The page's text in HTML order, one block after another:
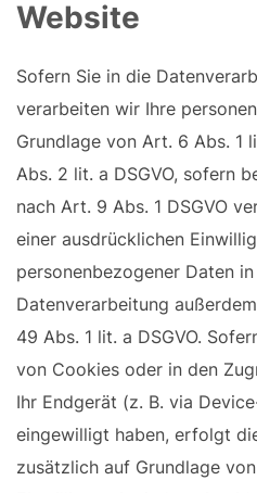
Website
Sofern Sie in die
verarbeiten wir Ihre
Grundlage von Art. 6 Abs. 1
Abs. 2 lit. a DSGVO, sofern
nach Art. 9 Abs. 1 DSGVO
einer ausdrücklichen
personenbezogener Daten
Datenverarbeitung
49 Abs. 1 lit. a DSGVO.
von Cookies oder in den
Ihr Endgerät (z. B. via
eingewilligt haben, erfolgt
zusätzlich auf Grundlage